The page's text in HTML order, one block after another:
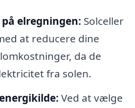
på elregningen: Solceller
at reducere dine
da de
fra solen.
Ved at vælge